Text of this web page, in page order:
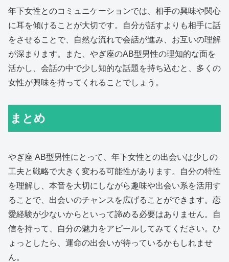
年下女性とのコミュニケーションでは、相手の興味や関心
に耳を傾けることが大切です。自分が話すよりも相手に話
をさせることで、自然な流れで会話が進み、お互いの理解
が深まります。また、やぎ座のAB型男性の理知的な面を
活かし、会話の中で少し知的な話題を持ち込むと、多くの
女性が興味を持ってくれることでしょう。
まとめ
やぎ座 AB型男性にとって、年下女性との出会いは少しの
工夫と戦略で大きく変わる可能性があります。自分の特性
を理解し、本音を大切にしながら趣味や出会い系を活用す
ることで、出会いのチャンスを広げることができます。恋
愛経験が少ないからといって諦める必要はありません。自
信を持って、自分の魅力をアピールしてみてください。ひ
ょっとしたら、運命の出会いが待っているかもしれませ
ん。